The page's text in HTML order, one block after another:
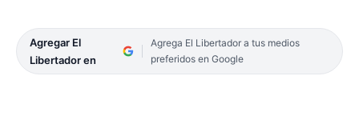
Agregar El
Libertador en
Agrega El Libertador a tus medios
preferidos en Google